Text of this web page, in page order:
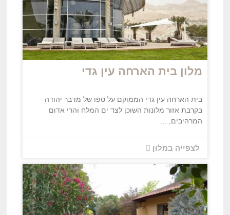
מלון בית הארחה עין גדי
בית הארחה עין גדי הממוקם על ספו של מדבר יהודה
בקרבת אזור מלונות השוכן לצד ים המלח והרי אדום
המרהיבים, ...
לצפייה במלון